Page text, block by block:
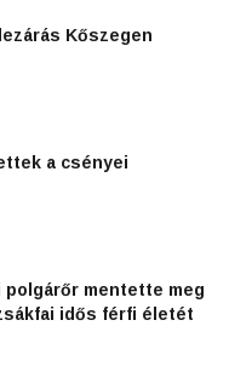
Kőszegen
a csényei
mentette meg
idős férfi életét